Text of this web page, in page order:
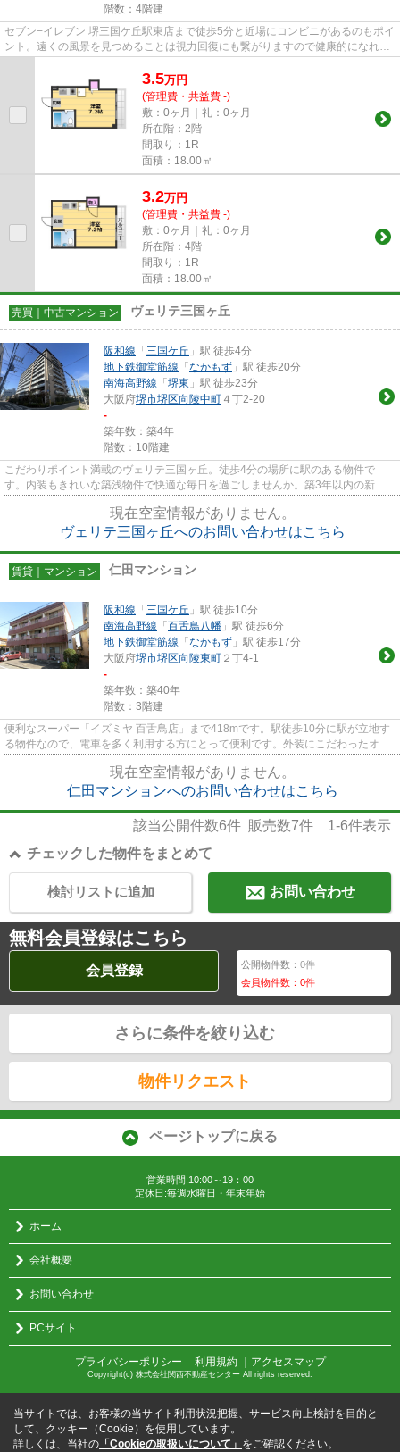
階数：4階建
セブン−イレブン 堺三国ケ丘駅東店まで徒歩5分と近場にコンビニがあるのもポイ
ント。遠くの風景を見つめることは視力回復にも繋がりますので健康的になれま
3.5万円
(管理費・共益費 -)
敷：0ヶ月｜礼：0ヶ月
所在階：2階
間取り：1R
面積：18.00㎡
3.2万円
(管理費・共益費 -)
敷：0ヶ月｜礼：0ヶ月
所在階：4階
間取り：1R
面積：18.00㎡
売買｜中古マンション ヴェリテ三国ヶ丘
阪和線 「 三国ケ丘 」駅 徒歩4分
地下鉄御堂筋線 「 なかもず 」駅 徒歩20分
南海高野線 「 堺東 」駅 徒歩23分
大阪府堺市堺区向陵中町 ４丁2-20
-
築年数：築4年
階数：10階建
こだわりポイント満載のヴェリテ三国ヶ丘。徒歩4分の場所に駅のある物件で
す。内装もきれいな築浅物件で快適な毎日を過ごしませんか。築3年以内の新し
現在空室情報がありません。
ヴェリテ三国ヶ丘へのお問い合わせはこちら
賃貸｜マンション 仁田マンション
阪和線 「 三国ケ丘 」駅 徒歩10分
南海高野線 「 百舌鳥八幡 」駅 徒歩6分
地下鉄御堂筋線 「 なかもず 」駅 徒歩17分
大阪府堺市堺区向陵東町 ２丁4-1
-
築年数：築40年
階数：3階建
便利なスーパー「イズミヤ 百舌鳥店」まで418mです。駅徒歩10分に駅が立地す
る物件なので、電車を多く利用する方にとって便利です。外装にこだわったオシ
現在空室情報がありません。
仁田マンションへのお問い合わせはこちら
該当公開件数6件 販売数7件 1-6件表示
チェックした物件をまとめて
お問い合わせ
検討リストに追加
無料会員登録はこちら
会員登録 公開物件数：0件
会員物件数：0件
さらに条件を絞り込む
物件リクエスト
ページトップに戻る
営業時間:10:00～19：00
定休日:毎週水曜日・年末年始
ホーム
会社概要
お問い合わせ
PCサイト
プライバシーポリシー ｜ 利用規約 ｜アクセスマップ
Copyright(c) 株式会社関西不動産センター All rights reserved.
当サイトでは、お客様の当サイト利用状況把握、サービス向上検討を目的と
して、クッキー（Cookie）を使用しています。
詳しくは、当社の 「Cookieの取扱いについて」 をご確認ください。